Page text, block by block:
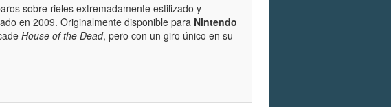
sobre rieles extremadamente estilizado y
en 2009. Originalmente disponible para Nintendo
House of the Dead, pero con un giro único en su